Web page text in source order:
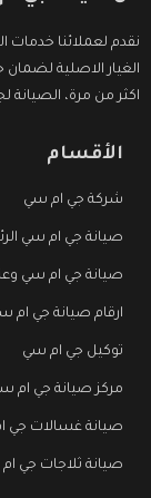
نقدم لعملائنا
الغيار الاصلية
اكثر من مرة، الصيانة
الأقسام
شركة جي ام سي
صيانة جي ام سي
صيانة جي ام سي
ارقام صيانة جي ام
توكيل جي ام سي
مركز صيانة جي ام
صيانة غسالات جي
صيانة ثلاجات جي